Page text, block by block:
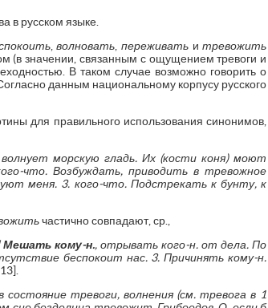
в русском языке.
, волновать переживать и тревожить
(в значении, связанным с ощущением тревоги и
В таком случае возможно говорить о
данным национальному корпусу русского
для правильного использования синонимов,
морскую гладь. Их (кости коня) моют
что. Возбуждать, приводить в тревожное
меня. 3. кого-что. Подстрекать к бунту, к
частично совпадают, ср.,
Мешать кому-н., отрывать кого-н. от дела. По
беспокоит нас. 3. Причинять кому-н.
состояние тревоги, волнения (см. тревога в 1